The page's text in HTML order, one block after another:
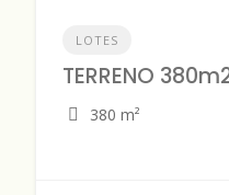
LOTES
380 m²